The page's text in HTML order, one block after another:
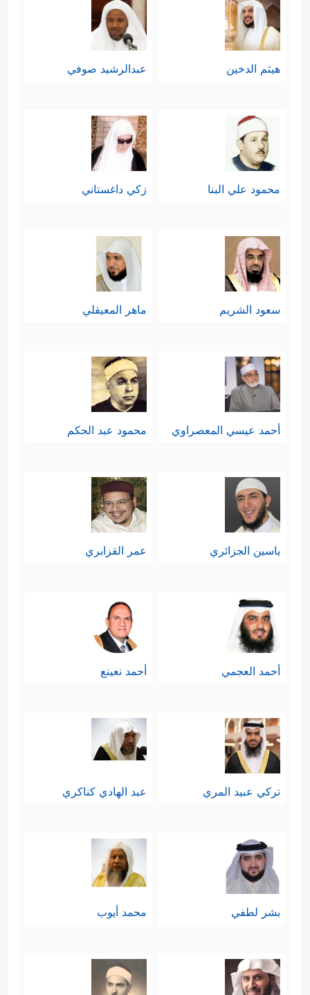
هيثم الدخين عبدالرشيد صوفي
محمود علي البنا زكي داغستاني
سعود الشريم ماهر المعيقلي
أحمد عيسي المعصراوي محمود عبد الحكم
ياسين الجزائري عمر القزابري
أحمد العجمي أحمد نعينع
تركي عبيد المري عبد الهادي كناكري
بشر لطفي محمد أيوب